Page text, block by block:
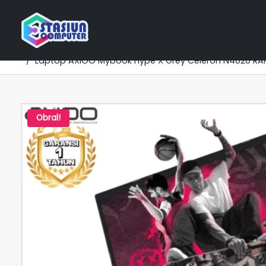
Home
Laptop AXIOO Mybook Hype X Grey Celeron N4020
Obral!